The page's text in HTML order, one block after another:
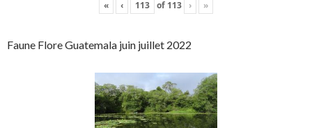
« ‹ of 113 › »
Faune Flore Guatemala juin juillet 2022